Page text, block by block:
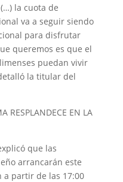
la cuota de
va a seguir siendo
para disfrutar
queremos es que el
puedan vivir
la titular del
RESPLANDECE EN LA
que las
arrancarán este
a partir de las 17:00